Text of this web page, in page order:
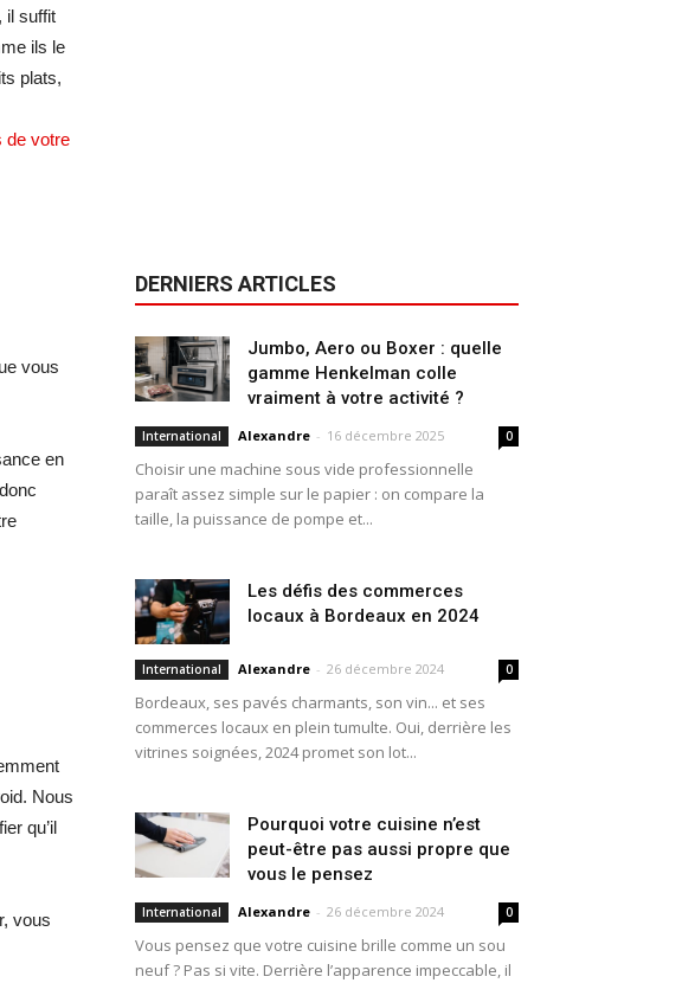
il suffit
ils le
plats,
de votre
vous
en
Nous
qu’il
vous
DERNIERS ARTICLES
Jumbo, Aero ou Boxer : quelle
gamme Henkelman colle
vraiment à votre activité ?
International Alexandre - 16 décembre 2025 0
Choisir une machine sous vide professionnelle
paraît assez simple sur le papier : on compare la
taille, la puissance de pompe et...
Les défis des commerces
locaux à Bordeaux en 2024
International Alexandre - 26 décembre 2024 0
Bordeaux, ses pavés charmants, son vin... et ses
commerces locaux en plein tumulte. Oui, derrière les
vitrines soignées, 2024 promet son lot...
Pourquoi votre cuisine n’est
peut-être pas aussi propre que
vous le pensez
International Alexandre - 26 décembre 2024 0
Vous pensez que votre cuisine brille comme un sou
neuf ? Pas si vite. Derrière l’apparence impeccable, il